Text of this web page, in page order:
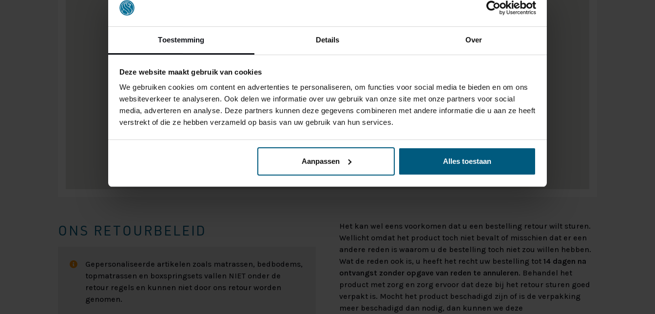
Toestemming Details Over
Deze website maakt gebruik van cookies
We gebruiken cookies om content en advertenties te personaliseren, om functies voor social media te bieden en om ons
websiteverkeer te analyseren. Ook delen we informatie over uw gebruik van onze site met onze partners voor social
media, adverteren en analyse. Deze partners kunnen deze gegevens combineren met andere informatie die u aan ze heeft
verstrekt of die ze hebben verzameld op basis van uw gebruik van hun services.
Aanpassen Alles toestaan
ONS RETOURBELEID
Gepersonaliseerde artikelen zoals matrassen, bedbodems,
topmatrassen en boxspringsets vallen NIET onder de
retour regels en kunnen niet door ons retour worden
genomen.
Het kan wel eens voorkomen dat u een bestelling retour wilt sturen.
Wellicht omdat het product toch niet bevalt of misschien dat er een
andere reden is waarom u de bestelling toch niet zou willen hebben.
Wat de reden ook is, u heeft het recht uw bestelling tot 14 dagen na
ontvangst zonder opgave van reden te annuleren. Behandel het
product met zorg en zorg ervoor dat deze bij het retour sturen goed
verpakt is. Mocht het product beschadigd zijn of is de verpakking
meer beschadigd dan nodig, dan kunnen we deze